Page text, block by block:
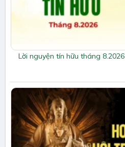
Lời nguyện tín hữu tháng 8.2026